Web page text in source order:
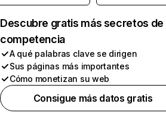
Descubre gratis más secretos de
competencia
A qué palabras clave se dirigen
Sus páginas más importantes
Cómo monetizan su web
Consigue más datos gratis